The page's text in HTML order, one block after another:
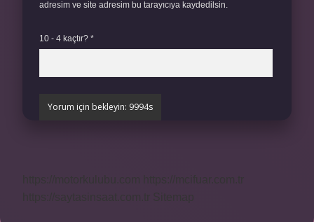
adresim ve site adresim bu tarayıcıya kaydedilsin.
10 - 4 kaçtır? *